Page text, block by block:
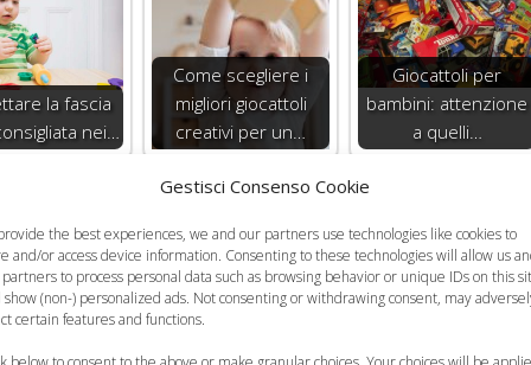
Gestisci Consenso Cookie
the best experiences, we and our partners use technologies like cookies to
and/or access device information. Consenting to these technologies will allow us
to process personal data such as browsing behavior or unique IDs on this
show (non-) personalized ads. Not consenting or withdrawing consent, may
certain features and functions.
la fascia
nei…
Come scegliere i
migliori giocattoli
creativi per un…
Giocattoli per
bambini: attenzione
a quelli…